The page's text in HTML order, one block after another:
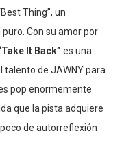
Thing”, un
Con su amor por
It Back” es una
de JAWNY para
pop enormemente
que la pista adquiere
de autorreflexión